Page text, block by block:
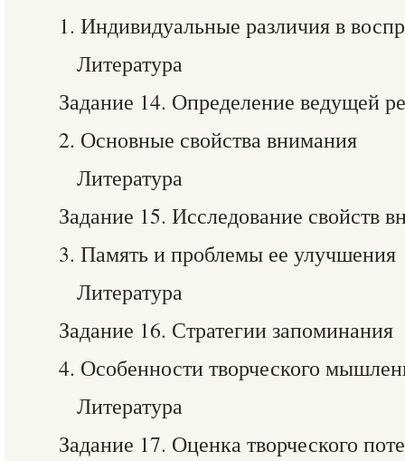
1. Индивидуальные различия в
Литература
Задание 14. Определение ведущей
2. Основные свойства внимания
Литература
Задание 15. Исследование свойств
3. Память и проблемы ее улучшения
Литература
Задание 16. Стратегии запоминания
4. Особенности творческого
Литература
Задание 17. Оценка творческого